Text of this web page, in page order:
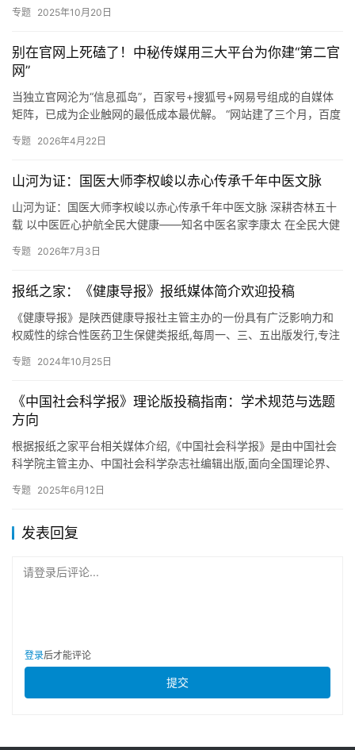
专题 2025年10月20日
别在官网上死磕了！中秘传媒用三大平台为你建“第二官
网”
当独立官网沦为“信息孤岛”，百家号+搜狐号+网易号组成的自媒体
矩阵，已成为企业触网的最低成本最优解。 “网站建了三个月，百度
专题 2026年4月22日
山河为证：国医大师李权峻以赤心传承千年中医文脉
山河为证：国医大师李权峻以赤心传承千年中医文脉 深耕杏林五十
载 以中医匠心护航全民大健康——知名中医名家李康太 在全民大健
专题 2026年7月3日
报纸之家：《健康导报》报纸媒体简介欢迎投稿
《健康导报》是陕西健康导报社主管主办的一份具有广泛影响力和
权威性的综合性医药卫生保健类报纸,每周一、三、五出版发行,专注
的…
专题 2024年10月25日
《中国社会科学报》理论版投稿指南：学术规范与选题
方向
根据报纸之家平台相关媒体介绍,《中国社会科学报》是由中国社会
科学院主管主办、中国社会科学杂志社编辑出版,面向全国理论界、
专题 2025年6月12日
发表回复
请登录后评论...
登录后才能评论
提交